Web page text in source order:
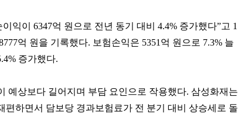
익이 6347억 원으로 전년 동기 대비 4.4% 증가했다”고 1
억 원을 기록했다. 보험손익은 5351억 원으로 7.3% 늘
증가했다.
예상보다 길어지며 부담 요인으로 작용했다. 삼성화재는
편하면서 담보당 경과보험료가 전 분기 대비 상승세로 돌